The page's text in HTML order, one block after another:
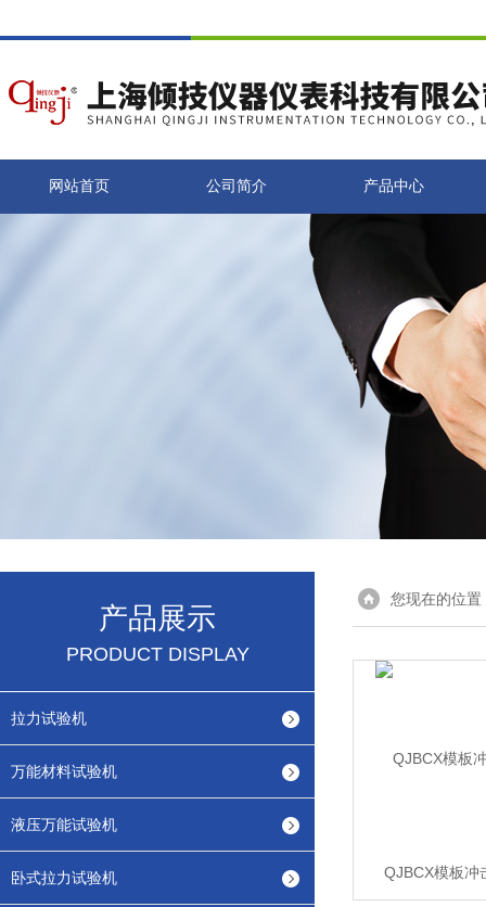
网站首页 公司简介 产品中心
产品展示
PRODUCT DISPLAY
拉力试验机
万能材料试验机
液压万能试验机
卧式拉力试验机
您现在的位置
QJBCX模板冲